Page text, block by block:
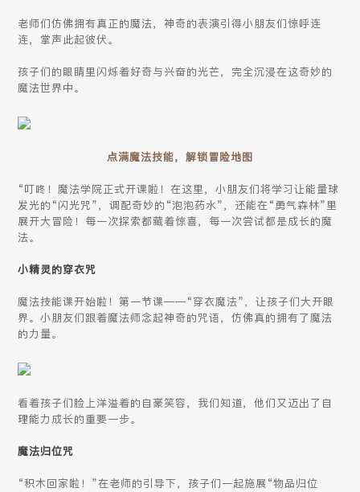
老师们仿佛拥有真正的魔法，神奇的表演引得小朋友们惊呼连
连，掌声此起彼伏。
孩子们的眼睛里闪烁着好奇与兴奋的光芒，完全沉浸在这奇妙的
魔法世界中。
点满魔法技能，解锁冒险地图
“叮咚！魔法学院正式开课啦！在这里，小朋友们将学习让能量球
发光的“闪光咒”，调配奇妙的“泡泡药水”，还能在“勇气森林”里
展开大冒险！每一次探索都藏着惊喜，每一次尝试都是成长的魔
法。
小精灵的穿衣咒
魔法技能课开始啦！第一节课——“穿衣魔法”，让孩子们大开眼
界。小朋友们跟着魔法师念起神奇的咒语，仿佛真的拥有了魔法
的力量。
看着孩子们脸上洋溢着的自豪笑容，我们知道，他们又迈出了自
理能力成长的重要一步。
魔法归位咒
“积木回家啦！”在老师的引导下，孩子们一起施展“物品归位